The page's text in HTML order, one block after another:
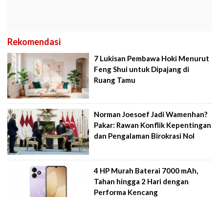
Rekomendasi
7 Lukisan Pembawa Hoki Menurut
Feng Shui untuk Dipajang di
Ruang Tamu
Norman Joesoef Jadi Wamenhan?
Pakar: Rawan Konflik Kepentingan
dan Pengalaman Birokrasi Nol
4 HP Murah Baterai 7000 mAh,
Tahan hingga 2 Hari dengan
Performa Kencang